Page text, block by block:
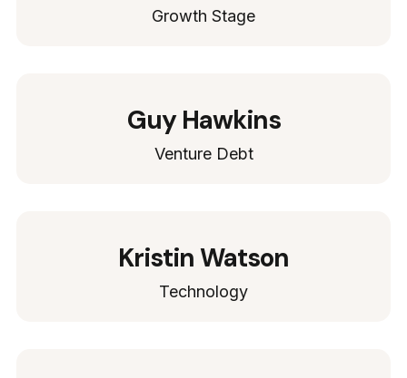
Growth Stage
Guy Hawkins
Venture Debt
Kristin Watson
Technology